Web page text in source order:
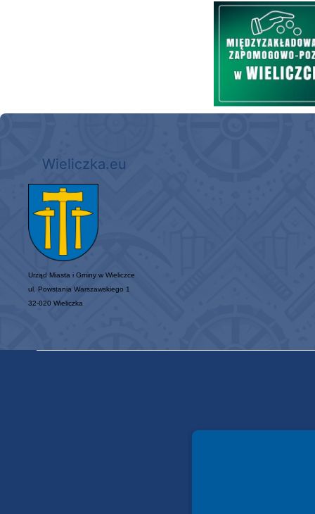
Międzyzakładowa Kasa
Wieliczka.eu
Urząd Miasta i Gminy w Wieliczce
ul. Powstania Warszawskiego 1
32-020 Wieliczka
Spełniamy standardy WCAG 2.2
Spełniamy standardy W3C